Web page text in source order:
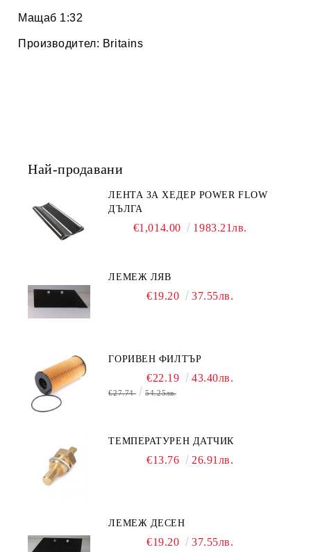
Мащаб 1:32
Производител: Britains
Най-продавани
ЛЕНТА ЗА ХЕДЕР POWER FLOW
ДЪЛГА
€1,014.00 1983.21лв.
ЛЕМЕЖ ЛЯВ
€19.20 37.55лв.
ГОРИВЕН ФИЛТЪР
€22.19 43.40лв.
€27.74 54.25лв.
ТЕМПЕРАТУРЕН ДАТЧИК
€13.76 26.91лв.
ЛЕМЕЖ ДЕСЕН
€19.20 37.55лв.